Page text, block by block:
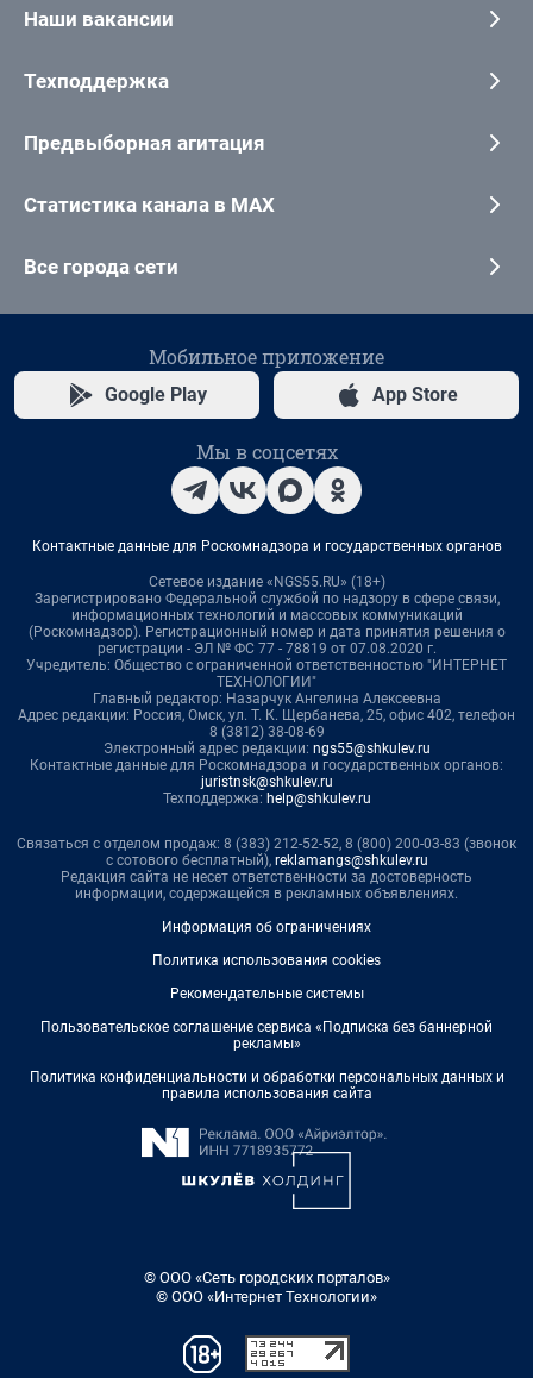
Наши вакансии
Техподдержка
Предвыборная агитация
Статистика канала в MAX
Все города сети
Мобильное приложение
Google Play App Store
Мы в соцсетях
Контактные данные для Роскомнадзора и государственных органов
Сетевое издание «NGS55.RU» (18+)
Зарегистрировано Федеральной службой по надзору в сфере связи,
информационных технологий и массовых коммуникаций
(Роскомнадзор). Регистрационный номер и дата принятия решения о
регистрации - ЭЛ № ФС 77 - 78819 от 07.08.2020 г.
Учредитель: Общество с ограниченной ответственностью "ИНТЕРНЕТ
ТЕХНОЛОГИИ"
Главный редактор: Назарчук Ангелина Алексеевна
Адрес редакции: Россия, Омск, ул. Т. К. Щербанева, 25, офис 402, телефон
8 (3812) 38-08-69
Электронный адрес редакции: ngs55@shkulev.ru
Контактные данные для Роскомнадзора и государственных органов:
juristnsk@shkulev.ru
Техподдержка: help@shkulev.ru
Связаться с отделом продаж: 8 (383) 212-52-52, 8 (800) 200-03-83 (звонок
с сотового бесплатный), reklamangs@shkulev.ru
Редакция сайта не несет ответственности за достоверность
информации, содержащейся в рекламных объявлениях.
Информация об ограничениях
Политика использования cookies
Рекомендательные системы
Пользовательское соглашение сервиса «Подписка без баннерной
рекламы»
Политика конфиденциальности и обработки персональных данных и
правила использования сайта
© ООО «Сеть городских порталов»
© ООО «Интернет Технологии»